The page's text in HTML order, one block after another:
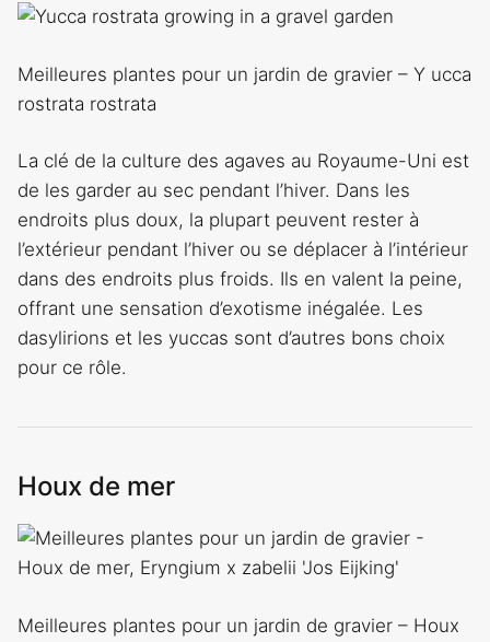
Meilleures plantes pour un jardin de gravier – Y ucca
rostrata rostrata
La clé de la culture des agaves au Royaume-Uni est
de les garder au sec pendant l’hiver. Dans les
endroits plus doux, la plupart peuvent rester à
l’extérieur pendant l’hiver ou se déplacer à l’intérieur
dans des endroits plus froids. Ils en valent la peine,
offrant une sensation d’exotisme inégalée. Les
dasylirions et les yuccas sont d’autres bons choix
pour ce rôle.
Houx de mer
Meilleures plantes pour un jardin de gravier – Houx